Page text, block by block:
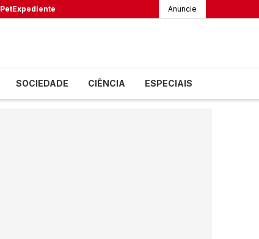
PetExpediente Anuncie
SOCIEDADE CIÊNCIA ESPECIAIS